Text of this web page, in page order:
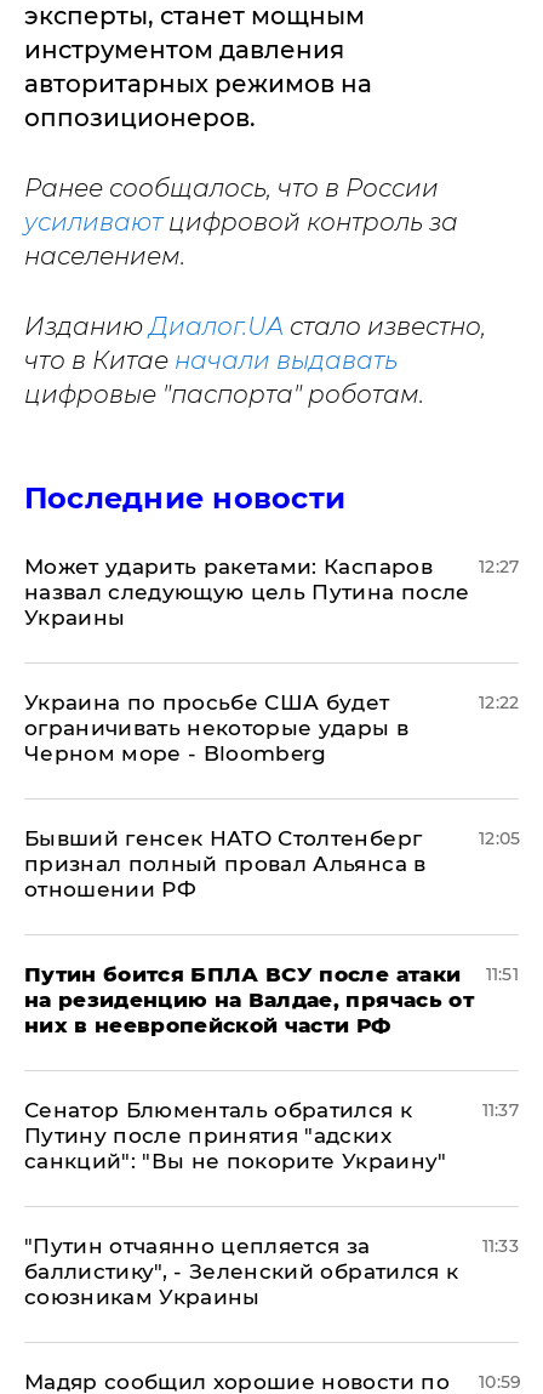
эксперты, станет мощным
инструментом давления
авторитарных режимов на
оппозиционеров.
Ранее сообщалось, что в России
усиливаютцифровой контроль за
населением.
ИзданиюДиалог.UA стало известно,
что в Китае начали выдавать
цифровые "паспорта" роботам.
Последние новости
Может ударить ракетами: Каспаров
назвал следующую цель Путина после
Украины
12:27
Украина по просьбе США будет
ограничивать некоторые удары в
Черном море - Bloomberg
12:22
Бывший генсек НАТО Столтенберг
признал полный провал Альянса в
отношении РФ
12:05
Путин боится БПЛА ВСУ после атаки
на резиденцию на Валдае, прячась от
них в неевропейской части РФ
11:51
Сенатор Блюменталь обратился к
Путину после принятия "адских
санкций": "Вы не покорите Украину"
11:37
"Путин отчаянно цепляется за
баллистику", - Зеленский обратился к
союзникам Украины
11:33
Мадяр сообщил хорошие новости по 10:59